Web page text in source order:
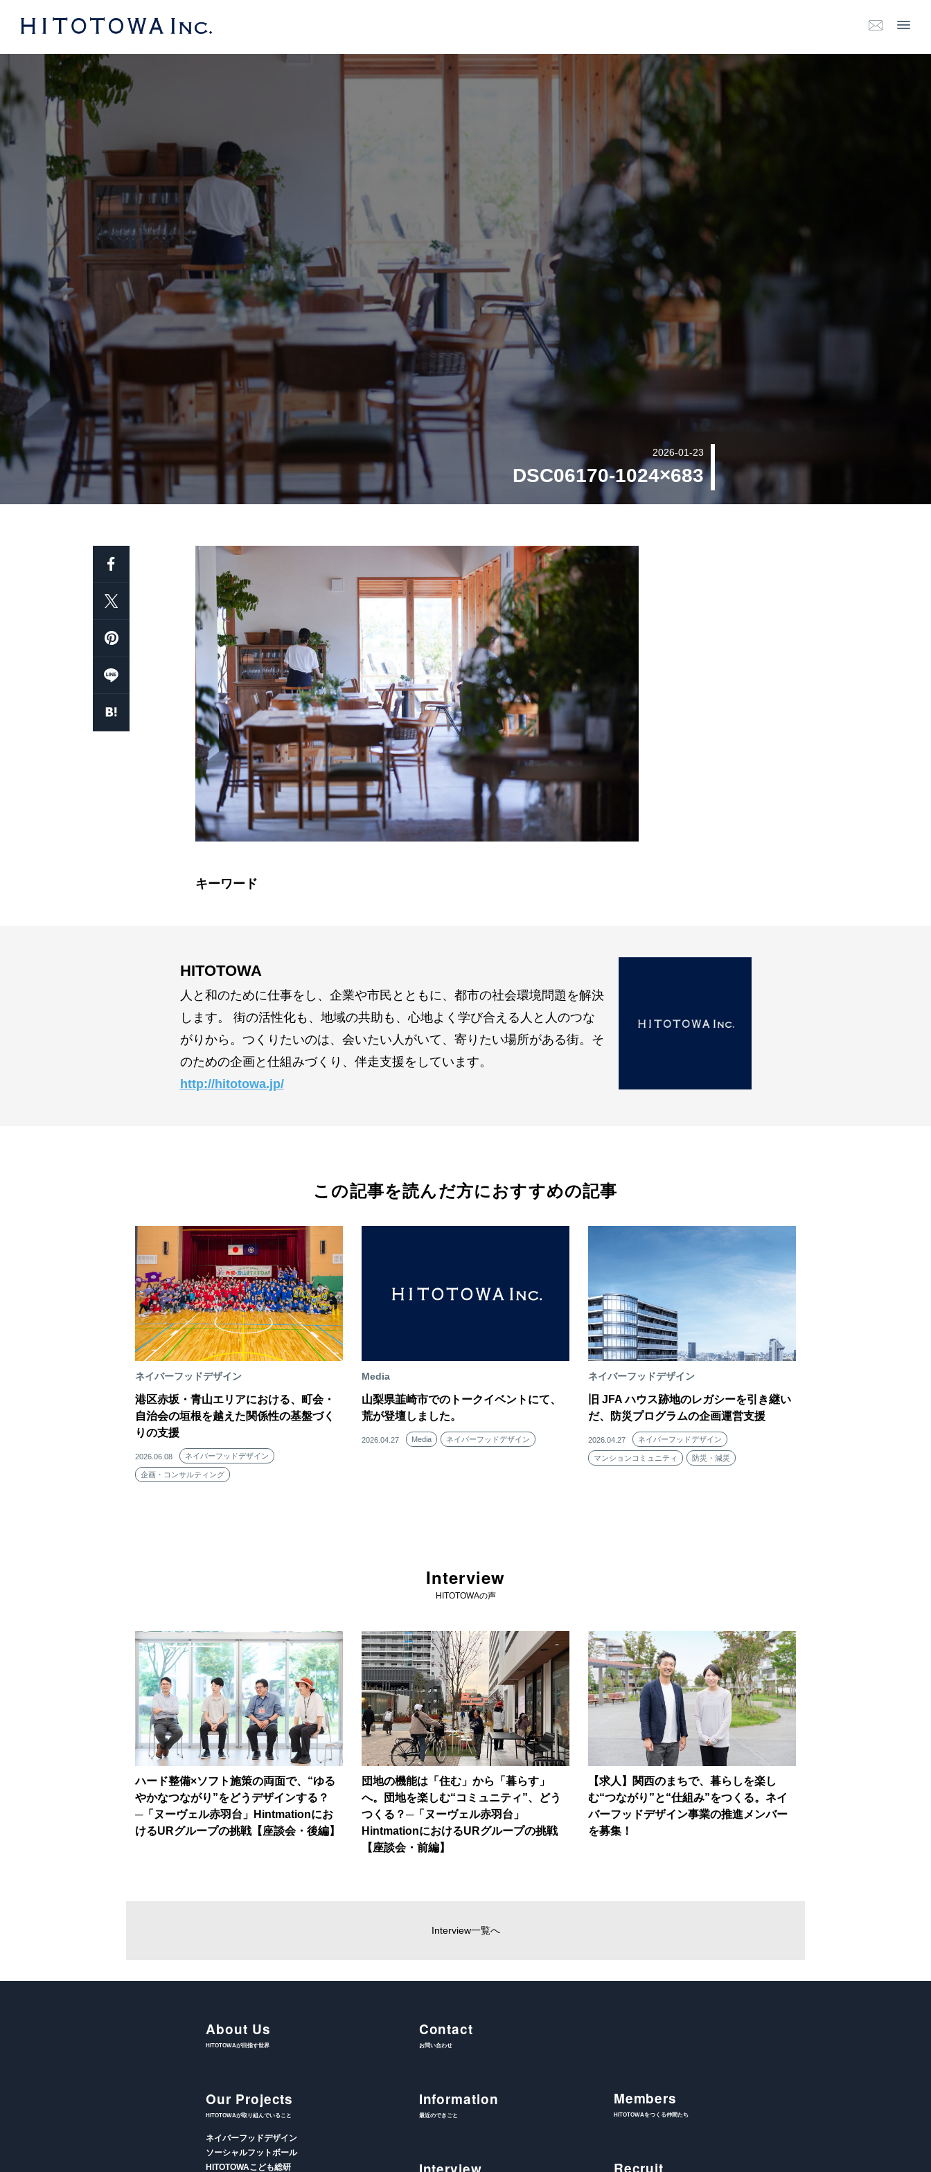
2026-01-23
DSC06170-1024×683
キーワード
HITOTOWA
人と和のために仕事をし、企業や市民とともに、都市の社会環境問題を解決
します。 街の活性化も、地域の共助も、心地よく学び合える人と人のつな
がりから。つくりたいのは、会いたい人がいて、寄りたい場所がある街。そ
のための企画と仕組みづくり、伴走支援をしています。
http://hitotowa.jp/
この記事を読んだ方におすすめの記事
ネイバーフッドデザイン
港区赤坂・青山エリアにおける、町会・
自治会の垣根を越えた関係性の基盤づく
りの支援
2026.06.08 ネイバーフッドデザイン
企画・コンサルティング
Media
山梨県韮崎市でのトークイベントにて、
荒が登壇しました。
2026.04.27 Media ネイバーフッドデザイン
ネイバーフッドデザイン
旧 JFA ハウス跡地のレガシーを引き継い
だ、防災プログラムの企画運営支援
2026.04.27 ネイバーフッドデザイン
マンションコミュニティ 防災・減災
Interview
HITOTOWAの声
ハード整備×ソフト施策の両面で、“ゆる
やかなつながり”をどうデザインする？
─「ヌーヴェル赤羽台」Hintmationにお
けるURグループの挑戦【座談会・後編】
団地の機能は「住む」から「暮らす」
へ。団地を楽しむ“コミュニティ”、どう
つくる？─「ヌーヴェル赤羽台」
HintmationにおけるURグループの挑戦
【座談会・前編】
【求人】関西のまちで、暮らしを楽し
む“つながり”と“仕組み”をつくる。ネイ
バーフッドデザイン事業の推進メンバー
を募集！
Interview一覧へ
About Us
HITOTOWAが目指す世界
Our Projects
HITOTOWAが取り組んでいること
ネイバーフッドデザイン
ソーシャルフットボール
HITOTOWAこども総研
Contact
お問い合わせ
Information
最近のできごと
Members
HITOTOWAをつくる仲間たち
Recruit